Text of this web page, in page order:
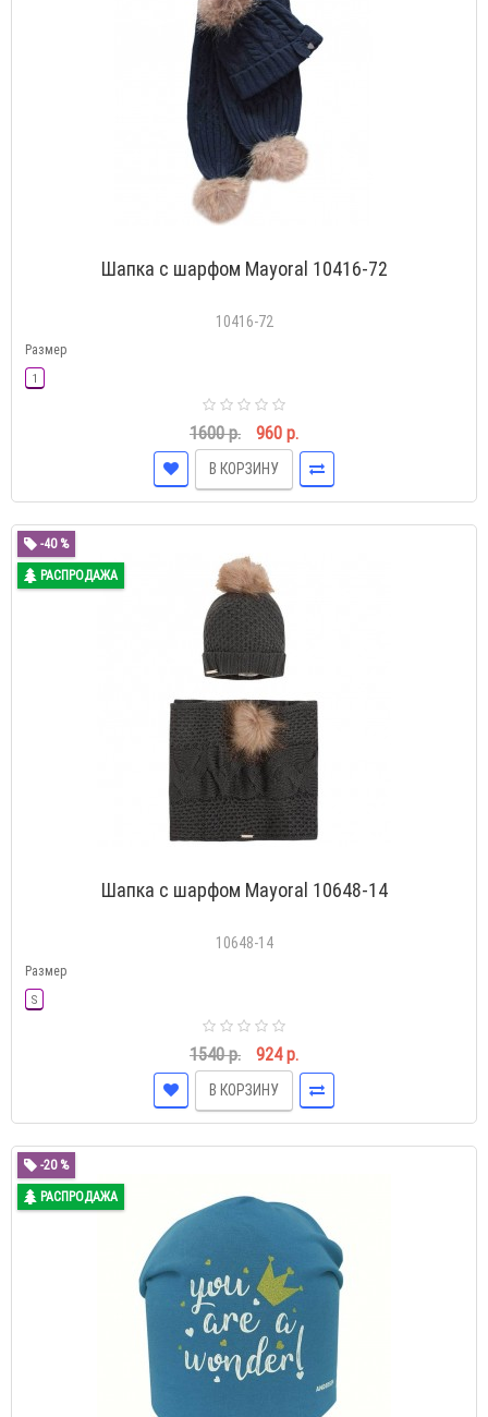
Шапка с шарфом Mayoral 10416-72
10416-72
Размер
1
1600 р. 960 р.
В КОРЗИНУ
-40 %
РАСПРОДАЖА
Шапка с шарфом Mayoral 10648-14
10648-14
Размер
S
1540 р. 924 р.
В КОРЗИНУ
-20 %
РАСПРОДАЖА